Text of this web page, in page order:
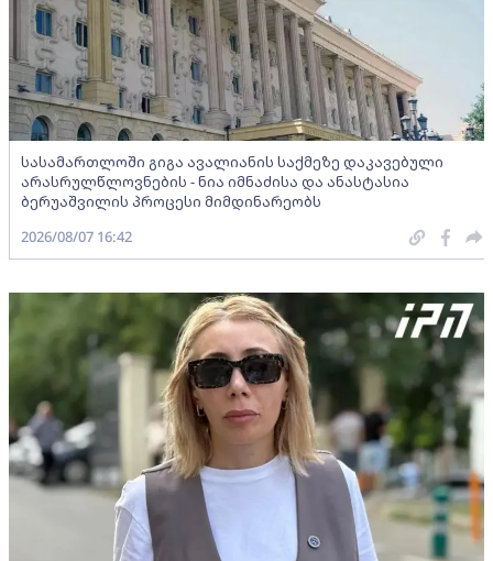
სასამართლოში გიგა ავალიანის საქმეზე დაკავებული
არასრულწლოვნების - ნია იმნაძისა და ანასტასია
ბერუაშვილის პროცესი მიმდინარეობს
2026/08/07 16:42